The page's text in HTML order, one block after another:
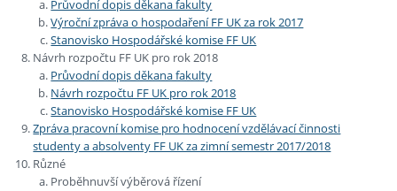
Průvodní dopis děkana fakulty
Výroční zpráva o hospodaření FF UK za rok 2017
Stanovisko Hospodářské komise FF UK
Návrh rozpočtu FF UK pro rok 2018
Průvodní dopis děkana fakulty
Návrh rozpočtu FF UK pro rok 2018
Stanovisko Hospodářské komise FF UK
Zpráva pracovní komise pro hodnocení vzdělávací činnosti
studenty a absolventy FF UK za zimní semestr 2017/2018
Různé
Proběhnuvší výběrová řízení